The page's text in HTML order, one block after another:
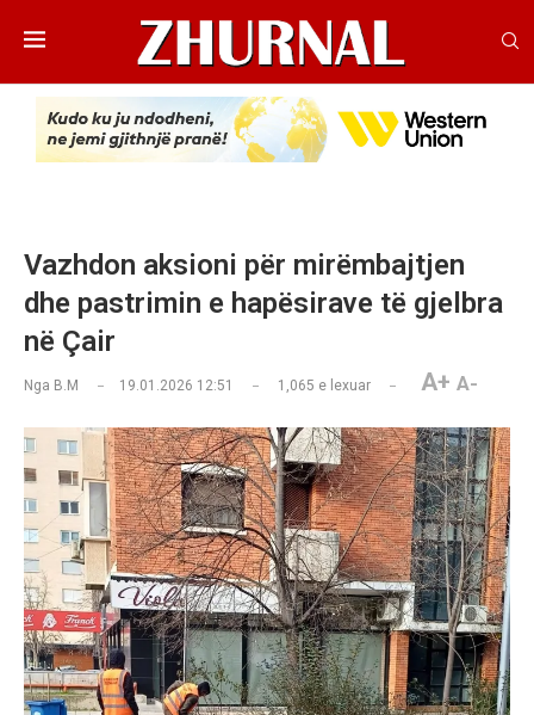
Vazhdon aksioni për mirëmbajtjen
dhe pastrimin e hapësirave të gjelbra
në Çair
Nga B.M 19.01.2026 12:51 1,065 e lexuar A+ A-